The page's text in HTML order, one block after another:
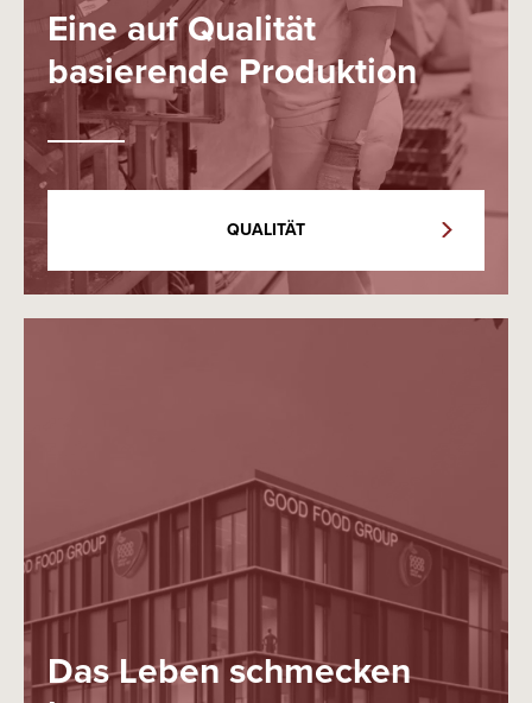
Eine auf Qualität
basierende Produktion
QUALITÄT
Das Leben schmecken